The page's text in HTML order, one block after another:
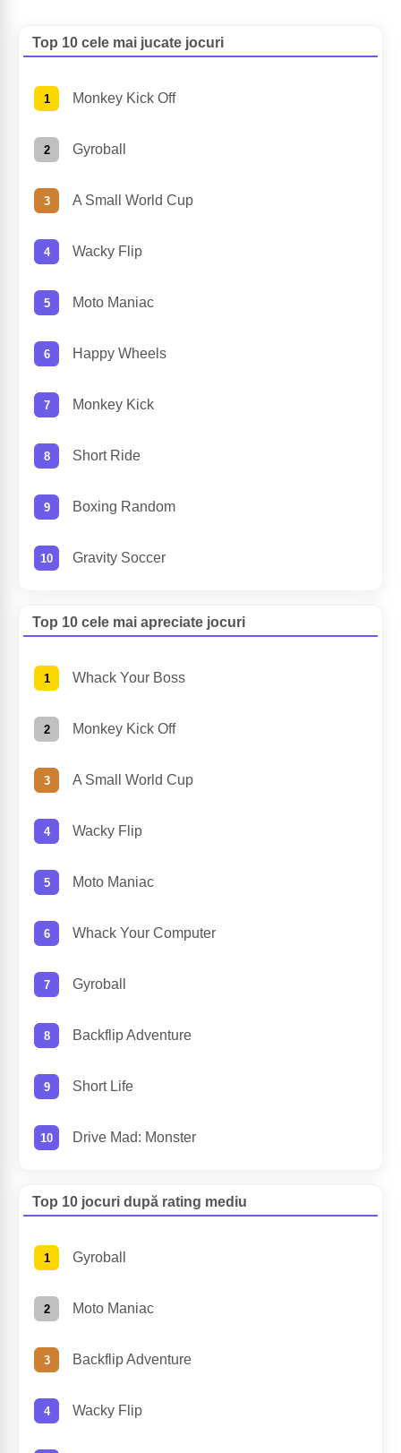
Top 10 cele mai jucate jocuri
Monkey Kick Off
Gyroball
A Small World Cup
Wacky Flip
Moto Maniac
Happy Wheels
Monkey Kick
Short Ride
Boxing Random
Gravity Soccer
Top 10 cele mai apreciate jocuri
Whack Your Boss
Monkey Kick Off
A Small World Cup
Wacky Flip
Moto Maniac
Whack Your Computer
Gyroball
Backflip Adventure
Short Life
Drive Mad: Monster
Top 10 jocuri după rating mediu
Gyroball
Moto Maniac
Backflip Adventure
Wacky Flip